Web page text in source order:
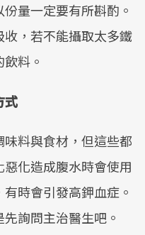
量一定要有所斟酌。
，若不能攝取太多鐵
料。
式
料與食材，但這些都
化造成腹水時會使用
時會引發高鉀血症。
詢問主治醫生吧。